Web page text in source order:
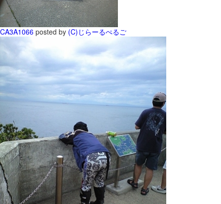
CA3A1066 posted by (C)じらーるぺるご